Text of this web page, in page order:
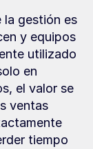
la gestión es
y equipos
utilizado
en
el valor se
ventas
tiempo